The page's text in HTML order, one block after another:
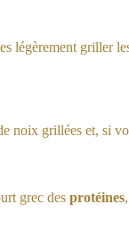
légèrement griller
noix grillées et, si
grec des protéines